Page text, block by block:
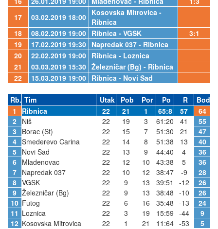
17
03.02.2019 18:00 Kosovska Mitrovica -
Ribnica
18
08.02.2019 19:00 Ribnica - VGSK
3:1
19
17.02.2019 19:30 Napredak 037 - Ribnica
20
22.02.2019 19:00 Ribnica - Loznica
21
03.03.2019 15:30 Železničar (Bg) - Ribnica
22
15.03.2019 19:00 Ribnica - Novi Sad
Rb. Tim Utak Pob Por Po R
Bod
1
Ribnica 22 21 1 65:8 57
64
2 Niš 22 19 3 61:20 41
55
3
Borac (St) 22 15 7 51:30 21
47
4 Smederevo Carina 22 14 8 51:38 13
40
5 Novi Sad 22 13 9 44:40 4
36
6 Mladenovac 22 12 10 43:38 5
36
7 Napredak 037 22 10 12 38:47 -9
28
8 VGSK 22 9 13 39:51 -12
26
9 Železničar (Bg) 22 9 13 38:48 -10
26
10 Futog 22 6 16 35:48 -13
24
11 Loznica 22 3 19 15:59 -44
9
12 Kosovska Mitrovica 22 1 21 11:64 -53 5